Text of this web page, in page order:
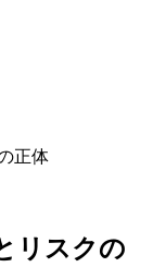
正体
リスクの